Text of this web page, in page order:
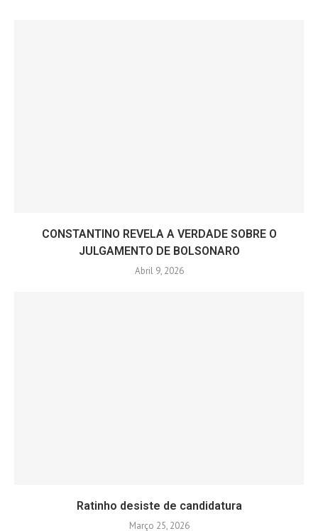
CONSTANTINO REVELA A VERDADE SOBRE O
JULGAMENTO DE BOLSONARO
Abril 9, 2026
Ratinho desiste de candidatura
Março 25, 2026